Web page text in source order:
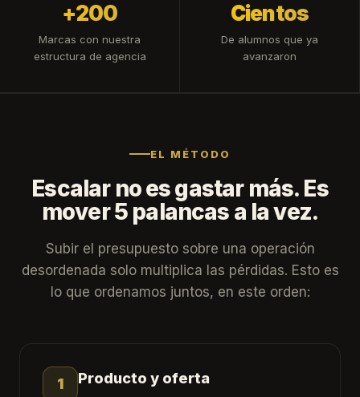
+200
Marcas con nuestra
estructura de agencia
Cientos
De alumnos que ya
avanzaron
EL MÉTODO
Escalar no es gastar más. Es
mover 5 palancas a la vez.
Subir el presupuesto sobre una operación
desordenada solo multiplica las pérdidas. Esto es
lo que ordenamos juntos, en este orden:
1 Producto y oferta